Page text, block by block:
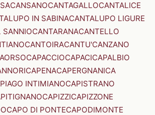
CANSANOCANTAGALLOCANTALICE
IN SABINACANTALUPO LIGURE
SANNIOCANTARANACANTELLO
CANTOIRACANTU'CANZANO
CAPACCIOCAPACICAPALBIO
CAPENACAPERGNANICA
INTIMIANOCAPISTRANO
CAPIZZICAPIZZONE
CAPO DI PONTECAPODIMONTE